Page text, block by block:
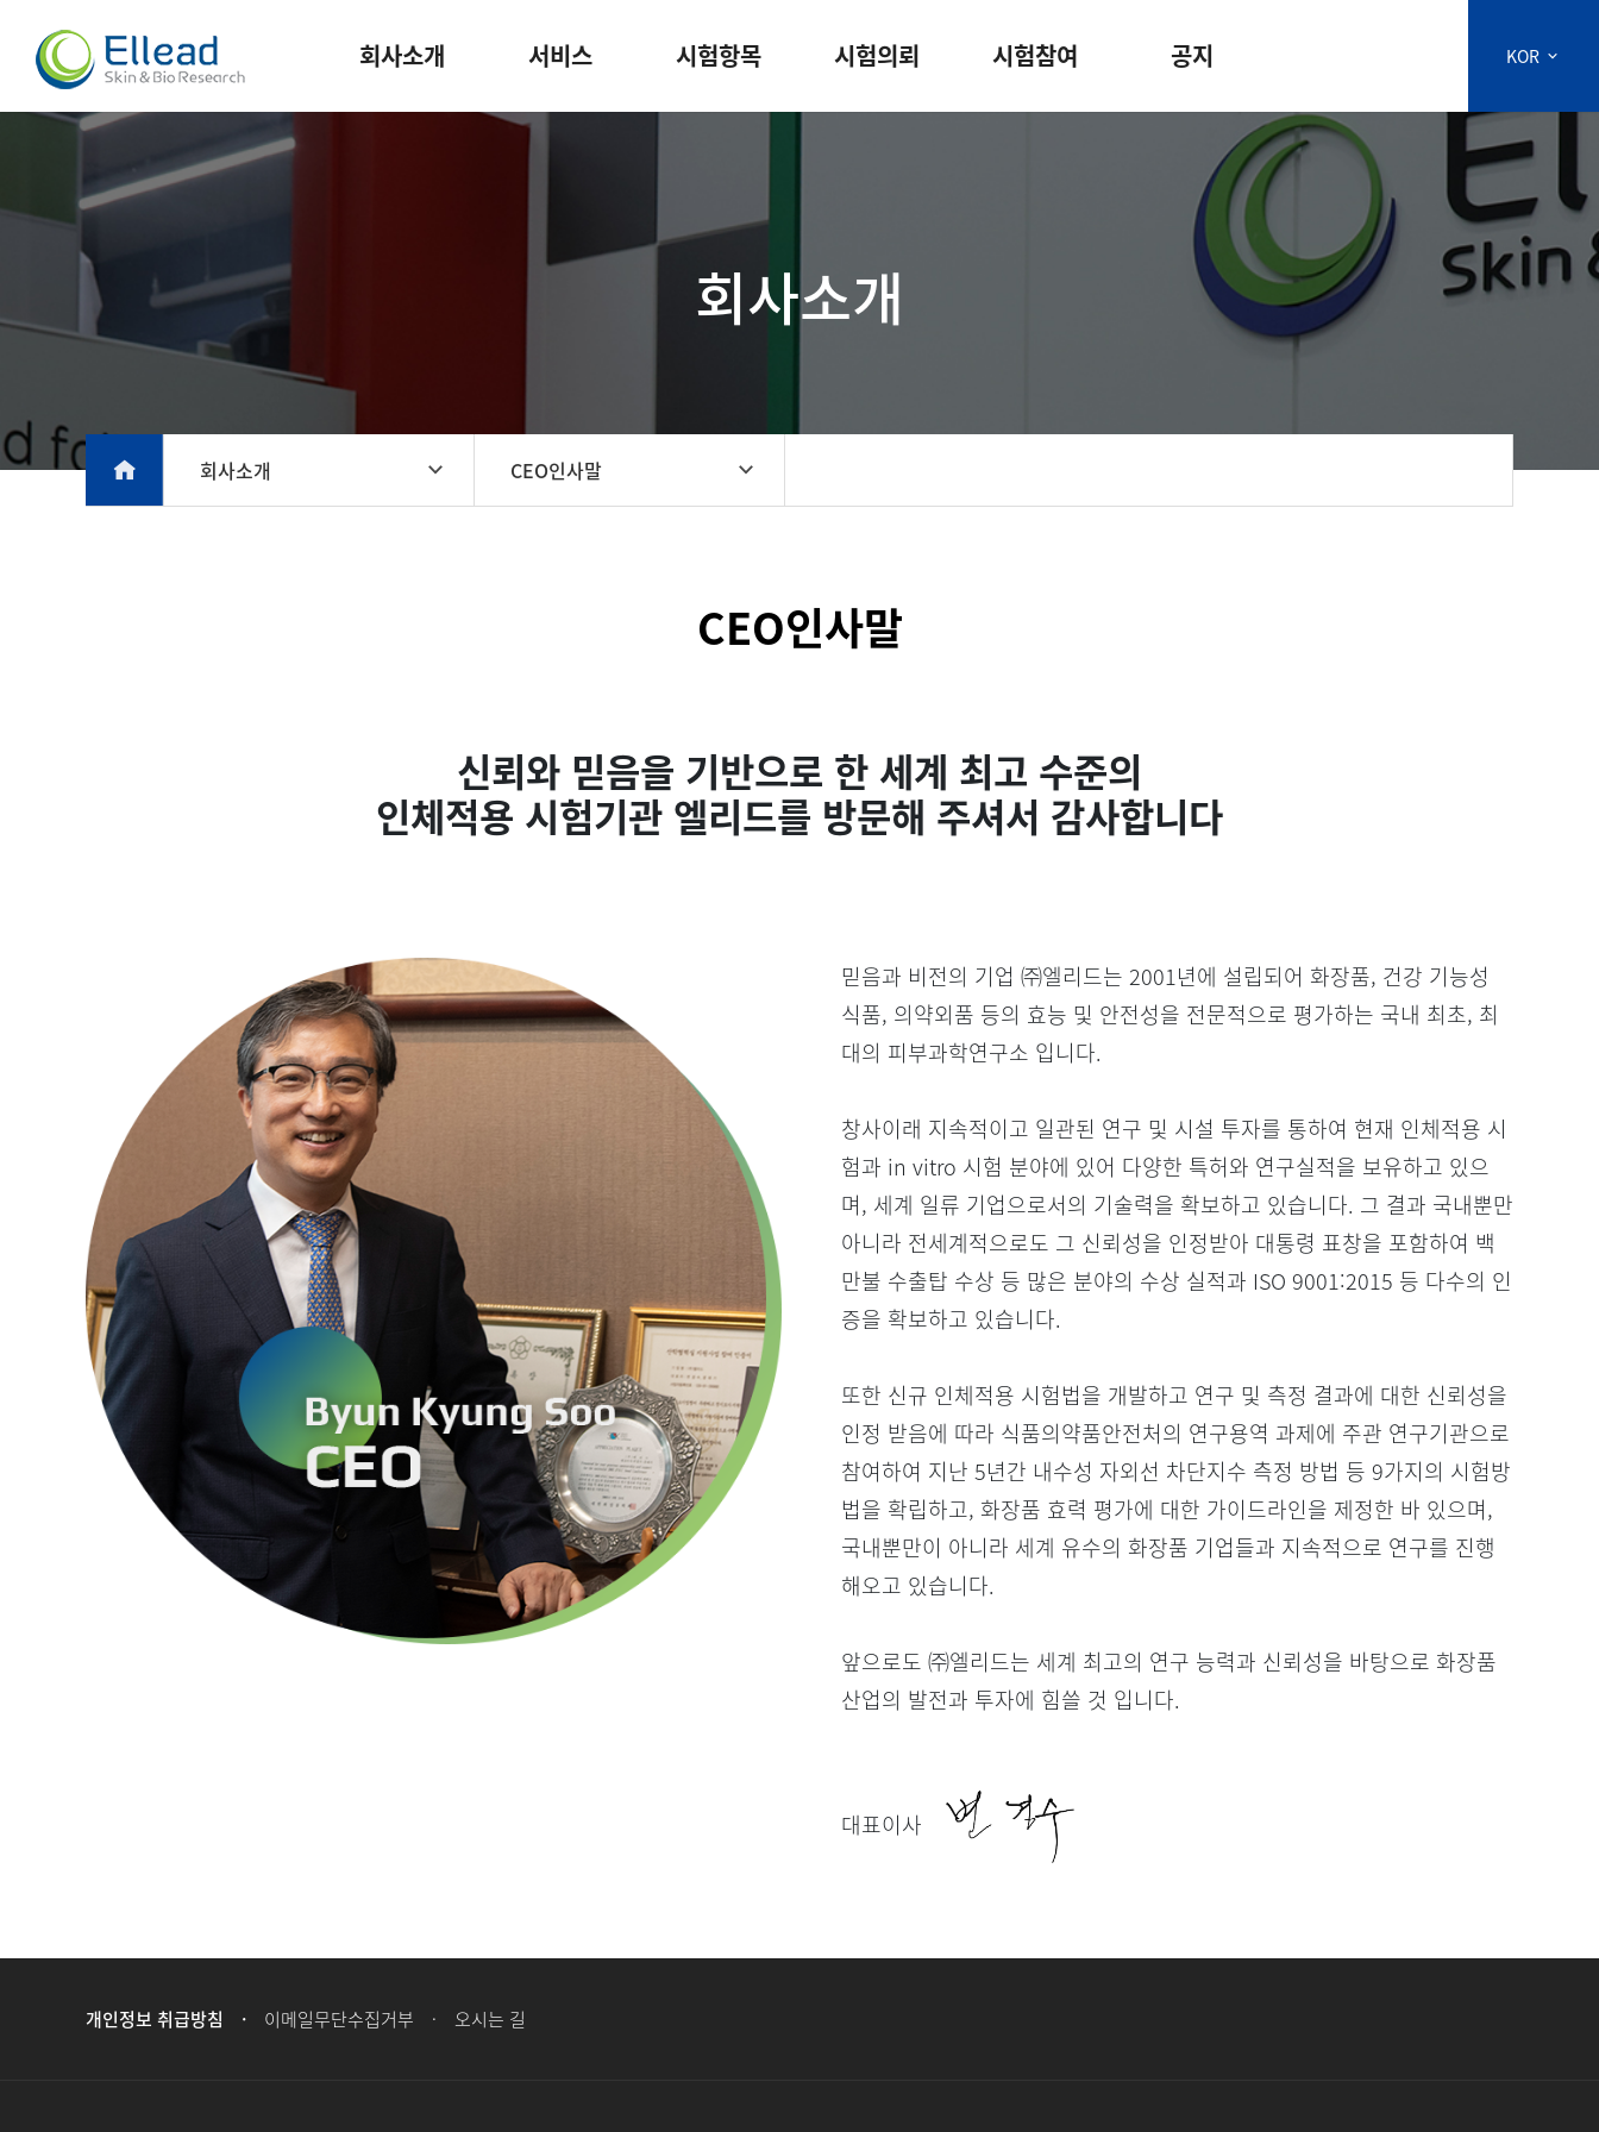
회사소개 서비스 시험항목 시험의뢰 시험참여 공지 KOR
회사소개
회사소개 CEO인사말
CEO인사말
신뢰와 믿음을 기반으로 한 세계 최고 수준의
인체적용 시험기관 엘리드를 방문해 주셔서 감사합니다
믿음과 비전의 기업 ㈜엘리드는 2001년에 설립되어 화장품, 건강 기능성
식품, 의약외품 등의 효능 및 안전성을 전문적으로 평가하는 국내 최초, 최
대의 피부과학연구소 입니다.
창사이래 지속적이고 일관된 연구 및 시설 투자를 통하여 현재 인체적용 시
험과 in vitro 시험 분야에 있어 다양한 특허와 연구실적을 보유하고 있으
며, 세계 일류 기업으로서의 기술력을 확보하고 있습니다. 그 결과 국내뿐만
아니라 전세계적으로도 그 신뢰성을 인정받아 대통령 표창을 포함하여 백
만불 수출탑 수상 등 많은 분야의 수상 실적과 ISO 9001:2015 등 다수의 인
증을 확보하고 있습니다.
또한 신규 인체적용 시험법을 개발하고 연구 및 측정 결과에 대한 신뢰성을
인정 받음에 따라 식품의약품안전처의 연구용역 과제에 주관 연구기관으로
참여하여 지난 5년간 내수성 자외선 차단지수 측정 방법 등 9가지의 시험방
법을 확립하고, 화장품 효력 평가에 대한 가이드라인을 제정한 바 있으며,
국내뿐만이 아니라 세계 유수의 화장품 기업들과 지속적으로 연구를 진행
해오고 있습니다.
앞으로도 ㈜엘리드는 세계 최고의 연구 능력과 신뢰성을 바탕으로 화장품
산업의 발전과 투자에 힘쓸 것 입니다.
대표이사
개인정보 취급방침 이메일무단수집거부 오시는 길